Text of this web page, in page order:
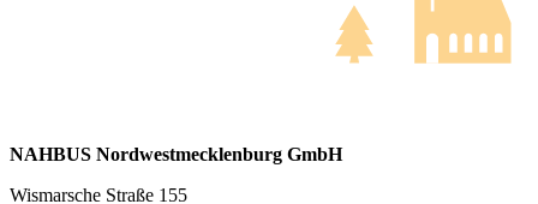
NAHBUS Nordwestmecklenburg GmbH
Wismarsche Straße 155